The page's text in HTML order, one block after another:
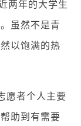
两年的大学生
虽然不是青
以饱满的热
愿者个人主要
助到有需要